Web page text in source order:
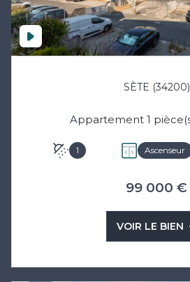
SÈTE (34200)
1 Ascenseur
99 000 €
VOIR LE BIEN